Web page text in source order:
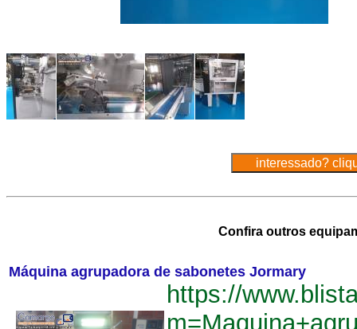
Confira outros
Máquina agrupadora de sabonetes Jormary
https://